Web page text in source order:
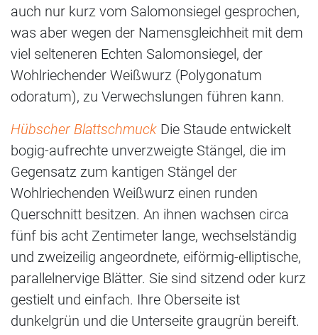
auch nur kurz vom Salomonsiegel gesprochen,
was aber wegen der Namensgleichheit mit dem
viel selteneren Echten Salomonsiegel, der
Wohlriechender Weißwurz (Polygonatum
odoratum), zu Verwechslungen führen kann.
Hübscher Blattschmuck Die Staude entwickelt
bogig-aufrechte unverzweigte Stängel, die im
Gegensatz zum kantigen Stängel der
Wohlriechenden Weißwurz einen runden
Querschnitt besitzen. An ihnen wachsen circa
fünf bis acht Zentimeter lange, wechselständig
und zweizeilig angeordnete, eiförmig-elliptische,
parallelnervige Blätter. Sie sind sitzend oder kurz
gestielt und einfach. Ihre Oberseite ist
dunkelgrün und die Unterseite graugrün bereift.